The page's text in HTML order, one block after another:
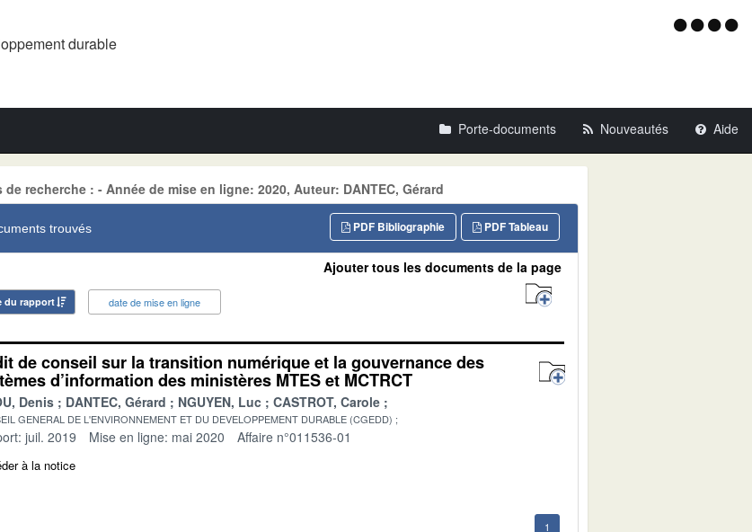
durable Menu
Porte-documents Nouveautés Aide
de recherche : - Année de mise en ligne: 2020, Auteur: DANTEC, Gérard
trouvés PDF Tableau
PDF Bibliographie
du rapport date de mise en ligne
Ajouter tous les documents de la page
de conseil sur la transition numérique et la gouvernance des
d’information des ministères MTES et MCTRCT
Denis DANTEC, Gérard NGUYEN, Luc CASTROT, Carole
GENERAL DE L'ENVIRONNEMENT ET DU DEVELOPPEMENT DURABLE (CGEDD)
juil. 2019 Mise en ligne: mai 2020 Affaire n°011536-01
à la notice
1